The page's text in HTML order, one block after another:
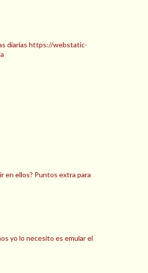
diarias https://webstatic-
en ellos? Puntos extra para
yo lo necesito es emular el